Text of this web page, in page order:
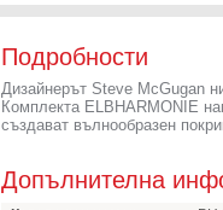
Подробности
Дизайнерът Steve McGugan
Комплекта ELBHARMONIE
създават вълнообразен
Допълнителна